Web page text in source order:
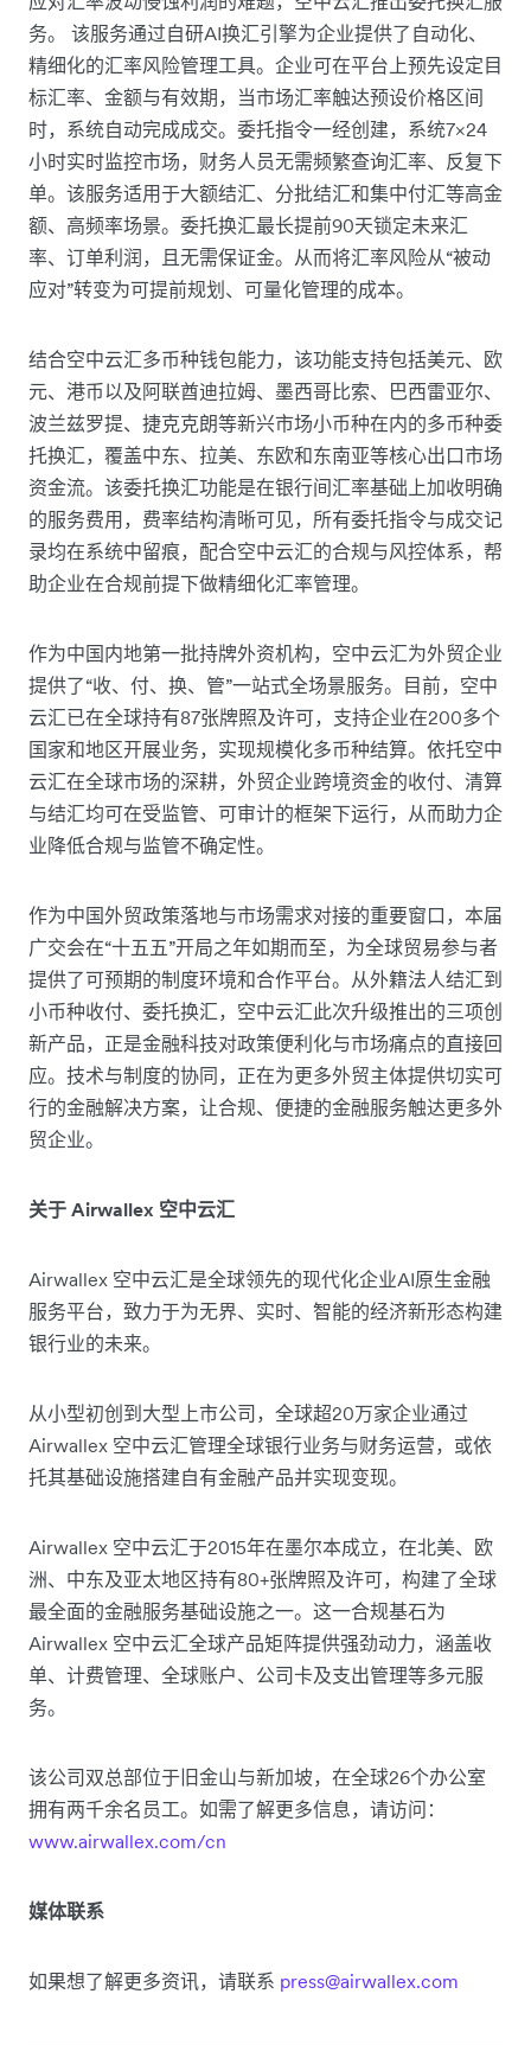
务。 该服务通过自研AI换汇引擎为企业提供了自动化、
精细化的汇率风险管理工具。企业可在平台上预先设定目
标汇率、金额与有效期，当市场汇率触达预设价格区间
时，系统自动完成成交。委托指令一经创建，系统7×24
小时实时监控市场，财务人员无需频繁查询汇率、反复下
单。该服务适用于大额结汇、分批结汇和集中付汇等高金
额、高频率场景。委托换汇最长提前90天锁定未来汇
率、订单利润，且无需保证金。从而将汇率风险从“被动
应对”转变为可提前规划、可量化管理的成本。
结合空中云汇多币种钱包能力，该功能支持包括美元、欧
元、港币以及阿联酋迪拉姆、墨西哥比索、巴西雷亚尔、
波兰兹罗提、捷克克朗等新兴市场小币种在内的多币种委
托换汇，覆盖中东、拉美、东欧和东南亚等核心出口市场
资金流。该委托换汇功能是在银行间汇率基础上加收明确
的服务费用，费率结构清晰可见，所有委托指令与成交记
录均在系统中留痕，配合空中云汇的合规与风控体系，帮
助企业在合规前提下做精细化汇率管理。
作为中国内地第一批持牌外资机构，空中云汇为外贸企业
提供了“收、付、换、管”一站式全场景服务。目前，空中
云汇已在全球持有87张牌照及许可，支持企业在200多个
国家和地区开展业务，实现规模化多币种结算。依托空中
云汇在全球市场的深耕，外贸企业跨境资金的收付、清算
与结汇均可在受监管、可审计的框架下运行，从而助力企
业降低合规与监管不确定性。
作为中国外贸政策落地与市场需求对接的重要窗口，本届
广交会在“十五五”开局之年如期而至，为全球贸易参与者
提供了可预期的制度环境和合作平台。从外籍法人结汇到
小币种收付、委托换汇，空中云汇此次升级推出的三项创
新产品，正是金融科技对政策便利化与市场痛点的直接回
应。技术与制度的协同，正在为更多外贸主体提供切实可
行的金融解决方案，让合规、便捷的金融服务触达更多外
贸企业。
关于 Airwallex 空中云汇
Airwallex 空中云汇是全球领先的现代化企业AI原生金融
服务平台，致力于为无界、实时、智能的经济新形态构建
银行业的未来。
从小型初创到大型上市公司，全球超20万家企业通过
Airwallex 空中云汇管理全球银行业务与财务运营，或依
托其基础设施搭建自有金融产品并实现变现。
Airwallex 空中云汇于2015年在墨尔本成立，在北美、欧
洲、中东及亚太地区持有80+张牌照及许可，构建了全球
最全面的金融服务基础设施之一。这一合规基石为
Airwallex 空中云汇全球产品矩阵提供强劲动力，涵盖收
单、计费管理、全球账户、公司卡及支出管理等多元服
务。
该公司双总部位于旧金山与新加坡，在全球26个办公室
拥有两千余名员工。如需了解更多信息，请访问：
www.airwallex.com/cn
媒体联系
如果想了解更多资讯，请联系 press@airwallex.com